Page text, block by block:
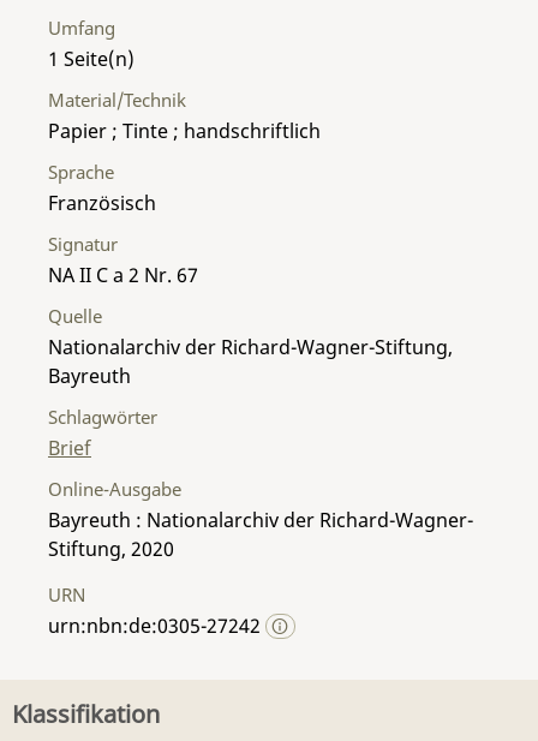
Umfang
1
Material/Technik
Papier ; Tinte ; handschriftlich
Sprache
Französisch
Signatur
NA II C a 2 Nr. 67
Quelle
Nationalarchiv der Richard-Wagner-Stiftung,
Bayreuth
Schlagwörter
Brief
Online-Ausgabe
Bayreuth : Nationalarchiv der Richard-Wagner-
Stiftung, 2020
URN
urn:nbn:de:0305-27242
Klassifikation